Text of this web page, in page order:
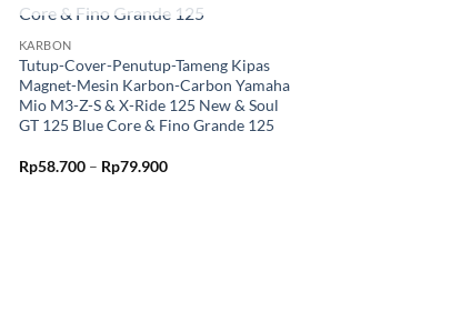
KARBON
Tutup-Cover-Penutup-Tameng Kipas
Magnet-Mesin Karbon-Carbon Yamaha
Mio M3-Z-S & X-Ride 125 New & Soul
GT 125 Blue Core & Fino Grande 125
Rp58.700 – Rp79.900Rentang